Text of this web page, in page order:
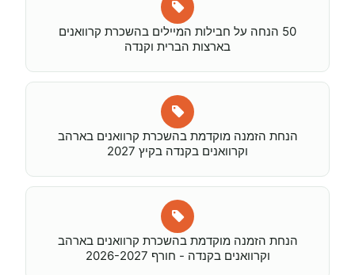
50 הנחה על חבילות המיילים בהשכרת קרוואנים
בארצות הברית וקנדה
הנחת הזמנה מוקדמת בהשכרת קרוואנים בארהב
וקרוואנים בקנדה בקיץ 2027
הנחת הזמנה מוקדמת בהשכרת קרוואנים בארהב
וקרוואנים בקנדה - חורף 2026-2027